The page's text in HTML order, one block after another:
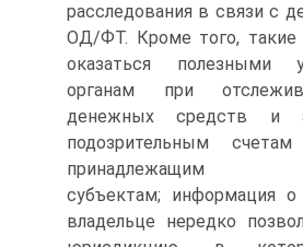
расследования в связи с
ОД/ФТ. Кроме того, такие
оказаться полезными
органам при
денежных средств и
подозрительным
принадлежащим
субъектам; информация
владельце нередко